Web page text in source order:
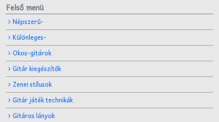
Felső menü
Népszerű-
Különleges-
Okos-gitárok
Gitár kiegészítők
Zenei stílusok
Gitár játék technikák
Gitáros lányok